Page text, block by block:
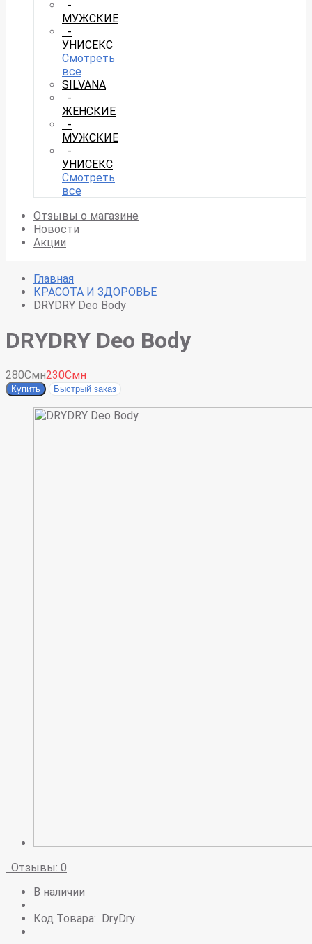
-
МУЖСКИЕ
-
УНИСЕКС
Смотреть
все
SILVANA
-
ЖЕНСКИЕ
-
МУЖСКИЕ
-
УНИСЕКС
Смотреть
все
Отзывы о магазине
Новости
Акции
Главная
КРАСОТА И ЗДОРОВЬЕ
DRYDRY Deo Body
DRYDRY Deo Body
280Смн230Смн
Купить Быстрый заказ
Отзывы: 0
В наличии
Код Товара: DryDry